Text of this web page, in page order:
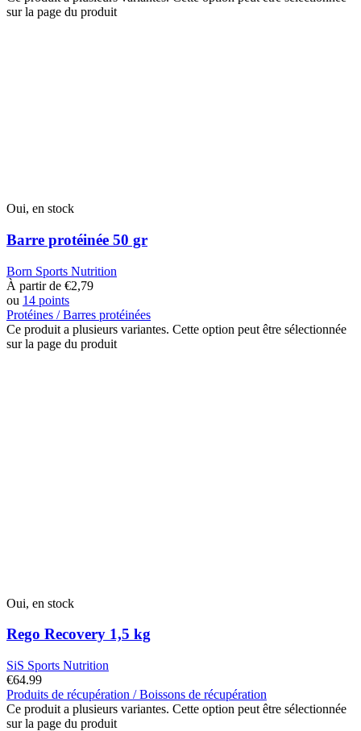
sur la page du produit
Oui, en stock
Barre protéinée 50 gr
Born Sports Nutrition
À partir de €2,79
ou 14 points
Protéines / Barres protéinées
Ce produit a plusieurs variantes. Cette option peut être sélectionnée
sur la page du produit
Oui, en stock
Rego Recovery 1,5 kg
SiS Sports Nutrition
€64.99
Produits de récupération / Boissons de récupération
Ce produit a plusieurs variantes. Cette option peut être sélectionnée
sur la page du produit